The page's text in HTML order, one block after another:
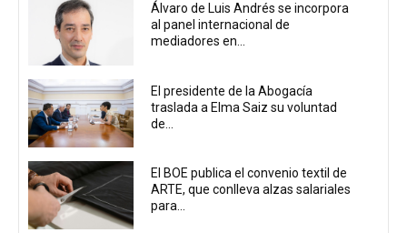
Álvaro de Luis Andrés se incorpora
al panel internacional de
mediadores en...
El presidente de la Abogacía
traslada a Elma Saiz su voluntad
de...
El BOE publica el convenio textil de
ARTE, que conlleva alzas salariales
para...